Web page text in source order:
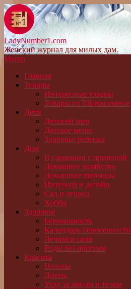
LadyNumber1.com
Женский журнал для милых дам.
Меню
Главная
Товары
Интересные товары
Товары из ТВ-магазинов
Дети
Детский мир
Детское меню
Здоровье ребенка
Дом
В гармонии с природой
Домашнее хозяйство
Домашние питомцы
Интерьер и дизайн
Сад и огород
Хобби
Здоровье
Беременность
Календарь беременности
Лечимся сами
Роды без проблем
Красота
Волосы
Диеты
Уход за лицом и телом